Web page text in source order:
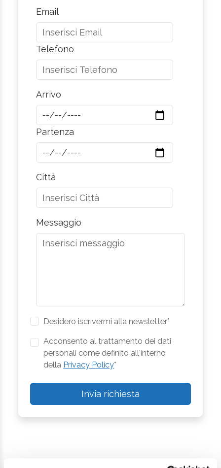
Email
Telefono
Arrivo
Partenza
Città
Messaggio
Desidero iscrivermi alla newsletter*
Acconsento al trattamento dei dati
personali come definito all'interno
della Privacy Policy*
Invia richiesta